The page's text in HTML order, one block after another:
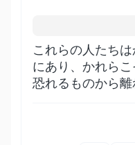
これらの人たち
にあり、かれらこ
恐れるものから離